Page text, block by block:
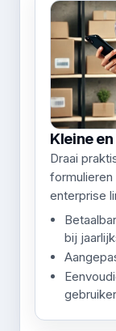
Kleine
Draai
enterprise
bij